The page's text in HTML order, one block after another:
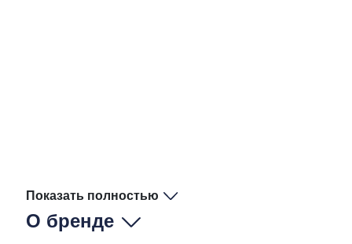
Показать полностью
О бренде